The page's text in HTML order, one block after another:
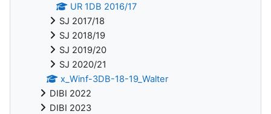
UR 1DB 2016/17
SJ 2017/18
SJ 2018/19
SJ 2019/20
SJ 2020/21
x_Winf-3DB-18-19_Walter
DIBI 2022
DIBI 2023